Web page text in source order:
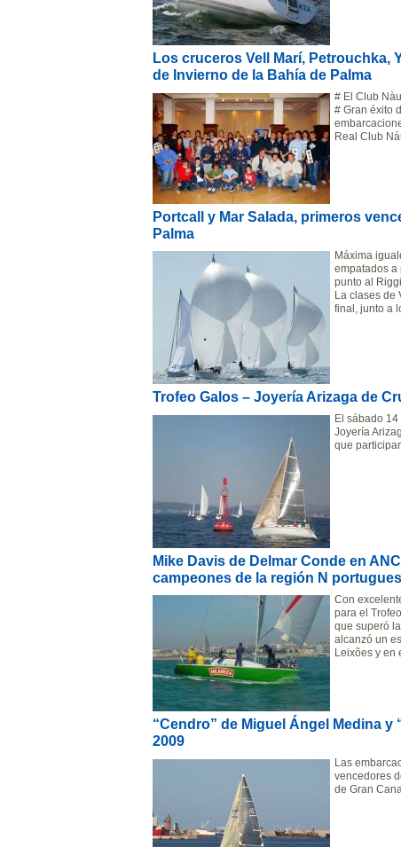
Los cruceros Vell Marí, Petrouchka,
de Invierno de la Bahía de Palma
# El Club
# Gran éxito
Real Club
Portcall y Mar Salada, primeros
Palma
Máxima
empatados a
punto al
La clases de
final, junto a
Trofeo Galos – Joyería Arizaga de
El sábado
Joyería
que
Mike Davis de Delmar Conde en
campeones de la región N
Con
para el
que superó
alcanzó un
Leixões y en
“Cendro” de Miguel Ángel Medina
2009
Las
vencedores
de Gran